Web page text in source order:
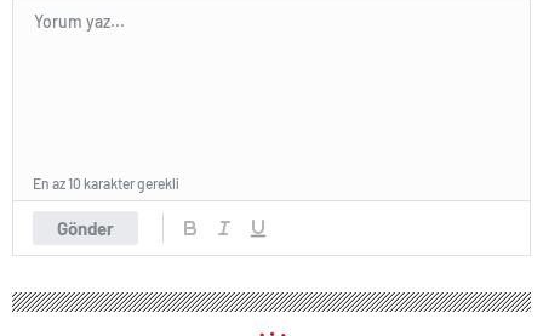
Gönder
En az 10 karakter gerekli